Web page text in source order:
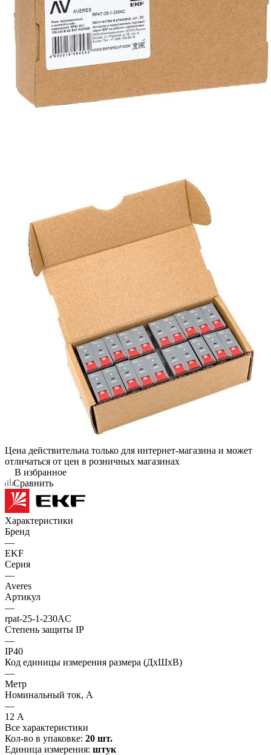
Цена действительна только для интернет-магазина и может
отличаться от цен в розничных магазинах
В избранное
Сравнить
Характеристики
Бренд
—
EKF
Серия
—
Averes
Артикул
—
rpat-25-1-230AC
Степень защиты IP
—
IP40
Код единицы измерения размера (ДхШхВ)
—
Метр
Номинальный ток, А
—
12 А
Все характеристики
Кол-во в упаковке: 20 шт.
Единица измерения: штук